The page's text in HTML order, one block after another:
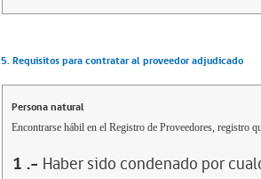
5. Requisitos para contratar al proveedor adjudicado
Persona natural
Encontrarse hábil en el Registro de Proveedores, registro
1 .- Haber sido condenado por